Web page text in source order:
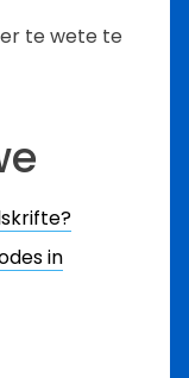
te wete te
in